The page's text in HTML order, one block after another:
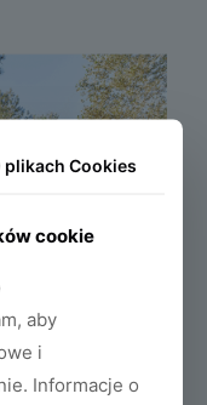
plikach Cookies
cookie
aby
i
Informacje o